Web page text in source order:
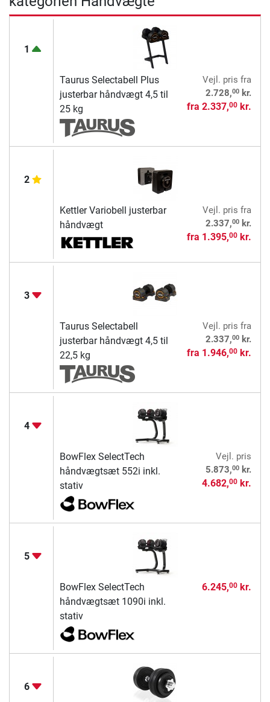
1
Taurus Selectabell Plus
justerbar håndvægt 4,5 til
25 kg
Vejl. pris fra
2.728,00kr.
fra 2.337,00kr.
2
Kettler Variobell justerbar
håndvægt
Vejl. pris fra
2.337,00kr.
fra 1.395,00kr.
3
Taurus Selectabell
justerbar håndvægt 4,5 til
22,5 kg
Vejl. pris fra
2.337,00kr.
fra 1.946,00kr.
4
BowFlex SelectTech
håndvægtsæt 552i inkl.
stativ
Vejl. pris
5.873,00kr.
4.682,00kr.
5
BowFlex SelectTech
håndvægtsæt 1090i inkl.
stativ
6.245,00kr.
6